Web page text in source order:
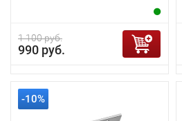
1 100 руб.
990 руб.
-10%